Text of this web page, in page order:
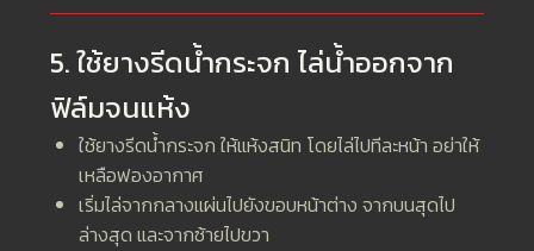
5. ใช้ยางรีดน้ำกระจก ไล่น้ำออกจาก
ฟิล์มจนแห้ง
ใช้ยางรีดน้ำกระจก ให้แห้งสนิท โดยไล่ไปทีละหน้า อย่าให้
เหลือฟองอากาศ
เริ่มไล่จากกลางแผ่นไปยังขอบหน้าต่าง จากบนสุดไป
ล่างสุด และจากซ้ายไปขวา